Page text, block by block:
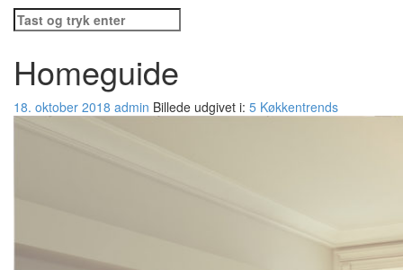
Søg
efter:
Homeguide
18. oktober 2018 admin Billede udgivet i: 5 Køkkentrends